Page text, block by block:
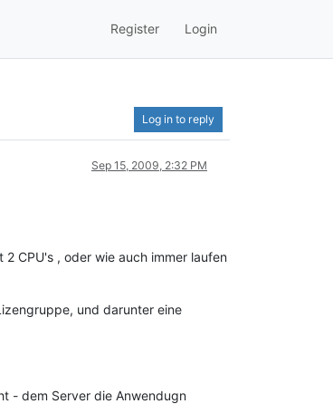
Register Login
Log in to reply
Sep 15, 2009, 2:32 PM
CPU's , oder wie auch immer laufen
und darunter eine
- dem Server die Anwendugn